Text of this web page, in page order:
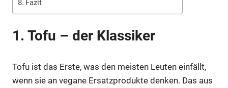
Fazit
1. Tofu – der Klassiker
Tofu ist das Erste, was den meisten Leuten einfällt,
wenn sie an vegane Ersatzprodukte denken. Das aus